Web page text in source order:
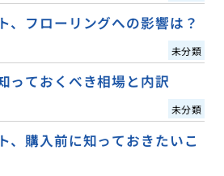
、フローリングへの影響は？
未分類
っておくべき相場と内訳
未分類
、購入前に知っておきたいこ